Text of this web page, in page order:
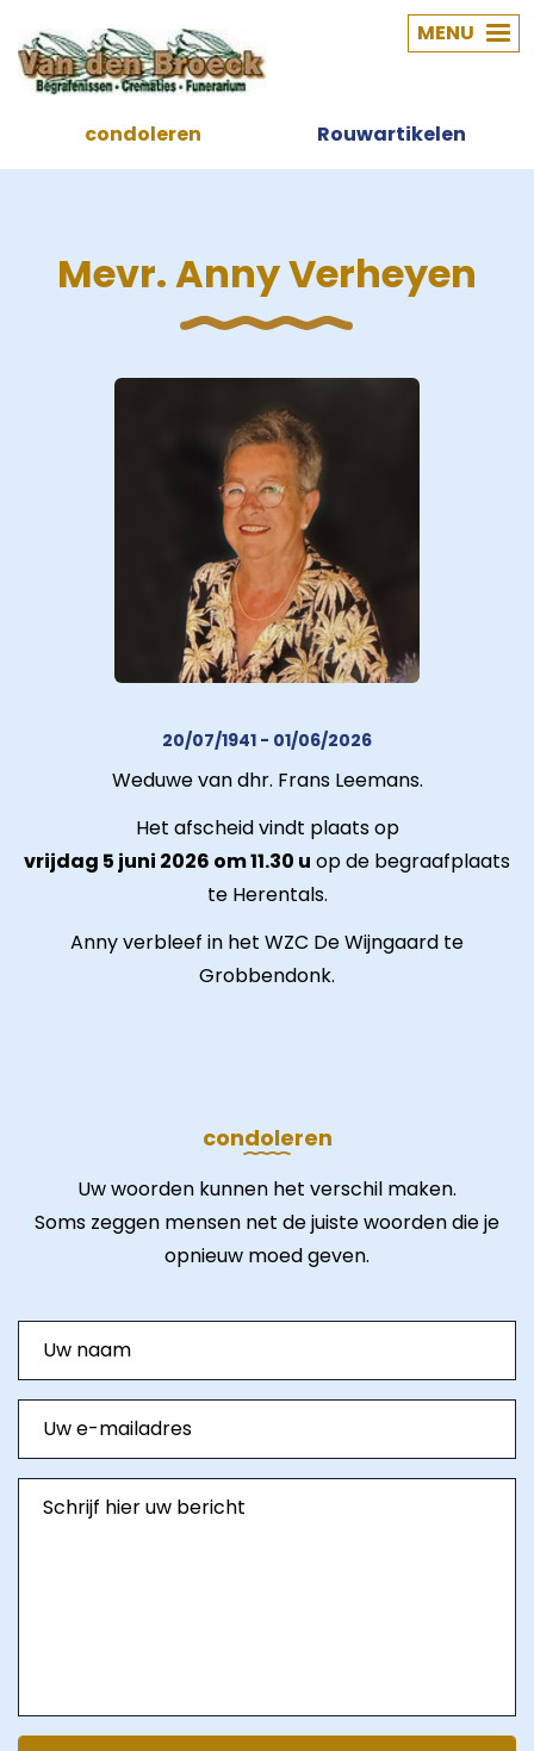
condoleren Rouwartikelen
MENU
Mevr. Anny Verheyen
20/07/1941 - 01/06/2026
Weduwe van dhr. Frans Leemans.
Het afscheid vindt plaats op
vrijdag 5 juni 2026 om 11.30 u op de begraafplaats
te Herentals.
Anny verbleef in het WZC De Wijngaard te
Grobbendonk.
condoleren
Uw woorden kunnen het verschil maken.
Soms zeggen mensen net de juiste woorden die je
opnieuw moed geven.